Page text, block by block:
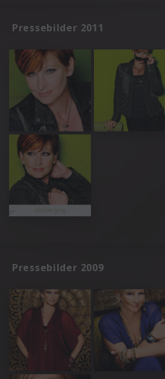
Pressebilder 2011
Pressebilder 2009